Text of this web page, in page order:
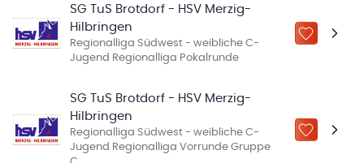
SG TuS Brotdorf - HSV Merzig-
Hilbringen
Regionalliga Südwest - weibliche C-
Jugend Regionalliga Pokalrunde
ZU „MEINE
SG TuS Brotdorf - HSV Merzig-
Hilbringen
Regionalliga Südwest - weibliche C-
Jugend Regionalliga Vorrunde Gruppe
ZU „MEINE